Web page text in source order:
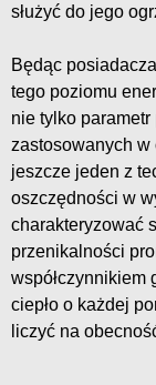
służyć do jego
Będąc
tego poziomu
nie tylko
zastosowanych w
jeszcze jeden z
oszczędności w
charakteryzować
przenikalności
współczynnikiem
ciepło o każdej
liczyć na